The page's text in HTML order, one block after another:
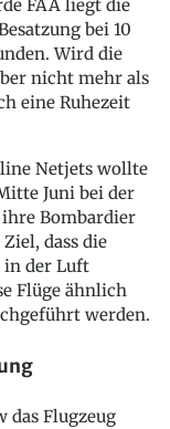
FAA liegt die
bei 10
Wird die
nicht mehr als
eine Ruhezeit
Netjets wollte
Juni bei der
Bombardier
dass die
in der Luft
Flüge ähnlich
werden.
das Flugzeug